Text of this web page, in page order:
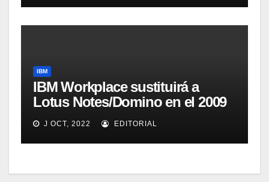
IBM
IBM Workplace sustituirá a
Lotus Notes/Domino en el 2009
J OCT, 2022 EDITORIAL